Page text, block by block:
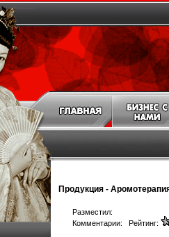
Продукция -
Разместил:
Комментарии: Рейтинг: